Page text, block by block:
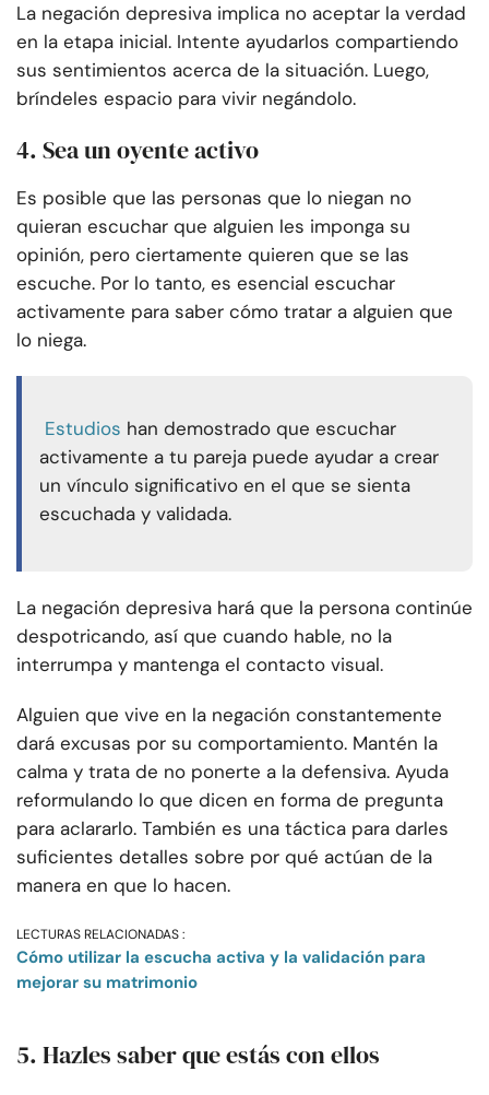
La negación depresiva implica no aceptar la verdad
en la etapa inicial. Intente ayudarlos compartiendo
sus sentimientos acerca de la situación. Luego,
bríndeles espacio para vivir negándolo.
4. Sea un oyente activo
Es posible que las personas que lo niegan no
quieran escuchar que alguien les imponga su
opinión, pero ciertamente quieren que se las
escuche. Por lo tanto, es esencial escuchar
activamente para saber cómo tratar a alguien que
lo niega.
Estudios han demostrado que escuchar
activamente a tu pareja puede ayudar a crear
un vínculo significativo en el que se sienta
escuchada y validada.
La negación depresiva hará que la persona continúe
despotricando, así que cuando hable, no la
interrumpa y mantenga el contacto visual.
Alguien que vive en la negación constantemente
dará excusas por su comportamiento. Mantén la
calma y trata de no ponerte a la defensiva. Ayuda
reformulando lo que dicen en forma de pregunta
para aclararlo. También es una táctica para darles
suficientes detalles sobre por qué actúan de la
manera en que lo hacen.
LECTURAS RELACIONADAS :
Cómo utilizar la escucha activa y la validación para
mejorar su matrimonio
5. Hazles saber que estás con ellos